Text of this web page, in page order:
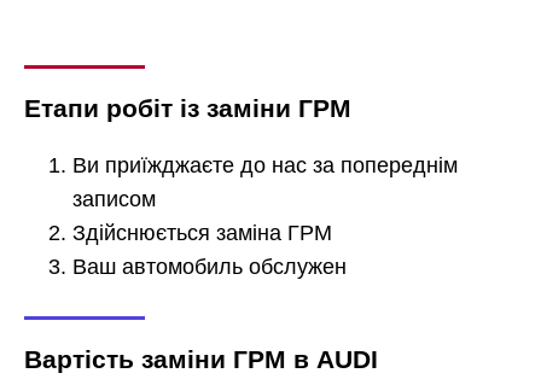
Етапи робіт із заміни ГРМ
Ви приїжджаєте до нас за попереднім
записом
Здійснюється заміна ГРМ
Ваш автомобиль обслужен
Вартість заміни ГРМ в AUDI